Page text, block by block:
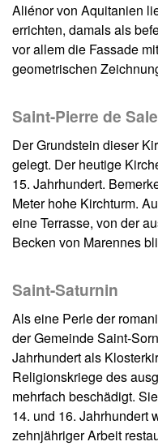
Aliénor von Aquitanien
errichten, damals als
vor allem die Fassade
geometrischen
Saint-Pierre de
Der Grundstein dieser
gelegt. Der heutige
15. Jahrhundert.
Meter hohe Kirchturm.
eine Terrasse, von der
Becken von Marennes
Saint-Saturnin
Als eine Perle der
der Gemeinde Saint-
Jahrhundert als
Religionskriege des
mehrfach beschädigt.
14. und 16. Jahrhundert
zehnjähriger Arbeit